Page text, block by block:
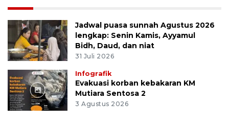
Jadwal puasa sunnah Agustus 2026
lengkap: Senin Kamis, Ayyamul
Bidh, Daud, dan niat
31 Juli 2026
Infografik
Evakuasi korban kebakaran KM
Mutiara Sentosa 2
3 Agustus 2026